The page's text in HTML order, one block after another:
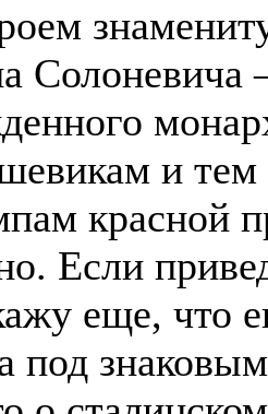
Солоневича
и тем
красной
Если
еще, что
под